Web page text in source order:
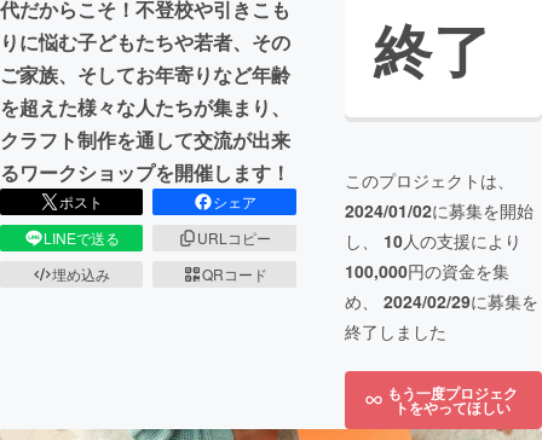
代だからこそ！不登校や引きこも
りに悩む子どもたちや若者、その
ご家族、そしてお年寄りなど年齢
を超えた様々な人たちが集まり、
クラフト制作を通して交流が出来
るワークショップを開催します！
ポスト
シェア
LINEで送る
URLコピー
埋め込み
QRコード
終了
このプロジェクトは、
2024/01/02に募集を開始
し、 10人の支援により
100,000円の資金を集
め、 2024/02/29に募集を
終了しました
もう一度プロジェク
トをやってほしい